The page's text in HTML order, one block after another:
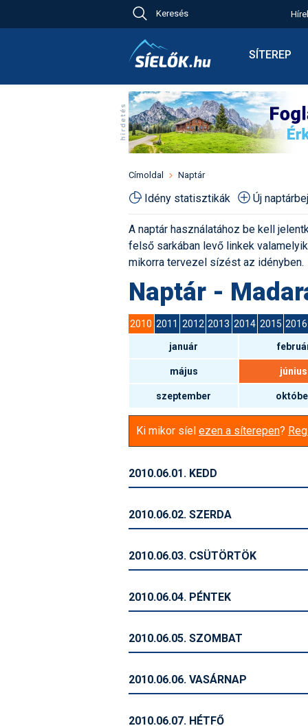
Keresés
SÍTEREP
Síbérletárak
Toplista
Havazás
Fotók
Címoldal Naptár
Idény statisztikák Új
A naptár használatához be kell
felső sarkában levő linkek
mikorra tervezel sízést az idényben.
Naptár -
2010 2011 2012 2013 2014 2015 2016
január
május június
szeptember
Ki mikor síel ezen a síterepen?
2010.06.01. KEDD
2010.06.02. SZERDA
2010.06.03. CSÜTÖRTÖK
2010.06.04. PÉNTEK
2010.06.05. SZOMBAT
2010.06.06. VASÁRNAP
2010.06.07. HÉTFŐ